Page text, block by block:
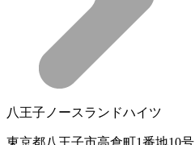
八王子ノースランドハイツ